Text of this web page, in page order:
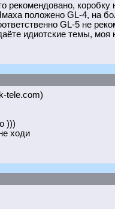
рекомендовано,
положено GL-4, на
GL-5 не
идиотские темы, моя
tele.com)
)))
ходи